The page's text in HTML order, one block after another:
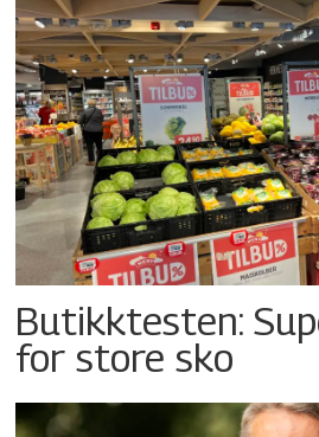
Butikktesten:
for store sko